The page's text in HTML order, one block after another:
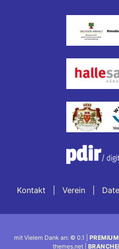
Kontakt Verein
mit Vielem Dank an: © 0.1 |
themes.net |